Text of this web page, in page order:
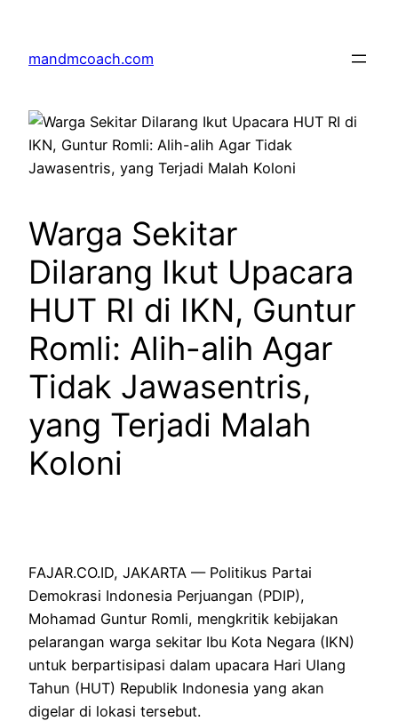
content
mandmcoach.com
Warga Sekitar
Dilarang Ikut Upacara
HUT RI di IKN, Guntur
Romli: Alih-alih Agar
Tidak Jawasentris,
yang Terjadi Malah
Koloni
FAJAR.CO.ID, JAKARTA — Politikus Partai
Demokrasi Indonesia Perjuangan (PDIP),
Mohamad Guntur Romli, mengkritik kebijakan
pelarangan warga sekitar Ibu Kota Negara (IKN)
untuk berpartisipasi dalam upacara Hari Ulang
Tahun (HUT) Republik Indonesia yang akan
digelar di lokasi tersebut.